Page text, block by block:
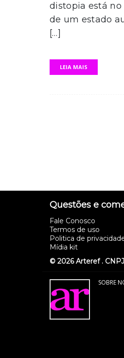
distopia está no
de um estado
[…]
LEIA MAIS
Questões e
Fale Conosco
Termos de uso
Politica de
Mídia kit
© 2026 Arteref .
SOBRE